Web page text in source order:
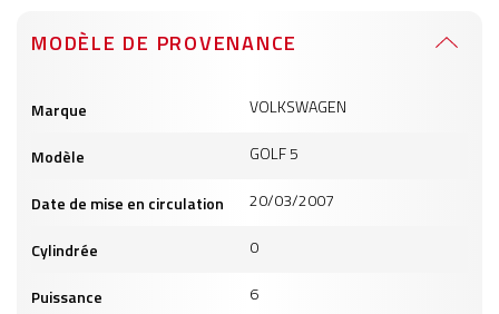
MODÈLE DE PROVENANCE
produits
Marque VOLKSWAGEN
Modèle GOLF 5
Date de mise en circulation 20/03/2007
Cylindrée 0
Puissance 6